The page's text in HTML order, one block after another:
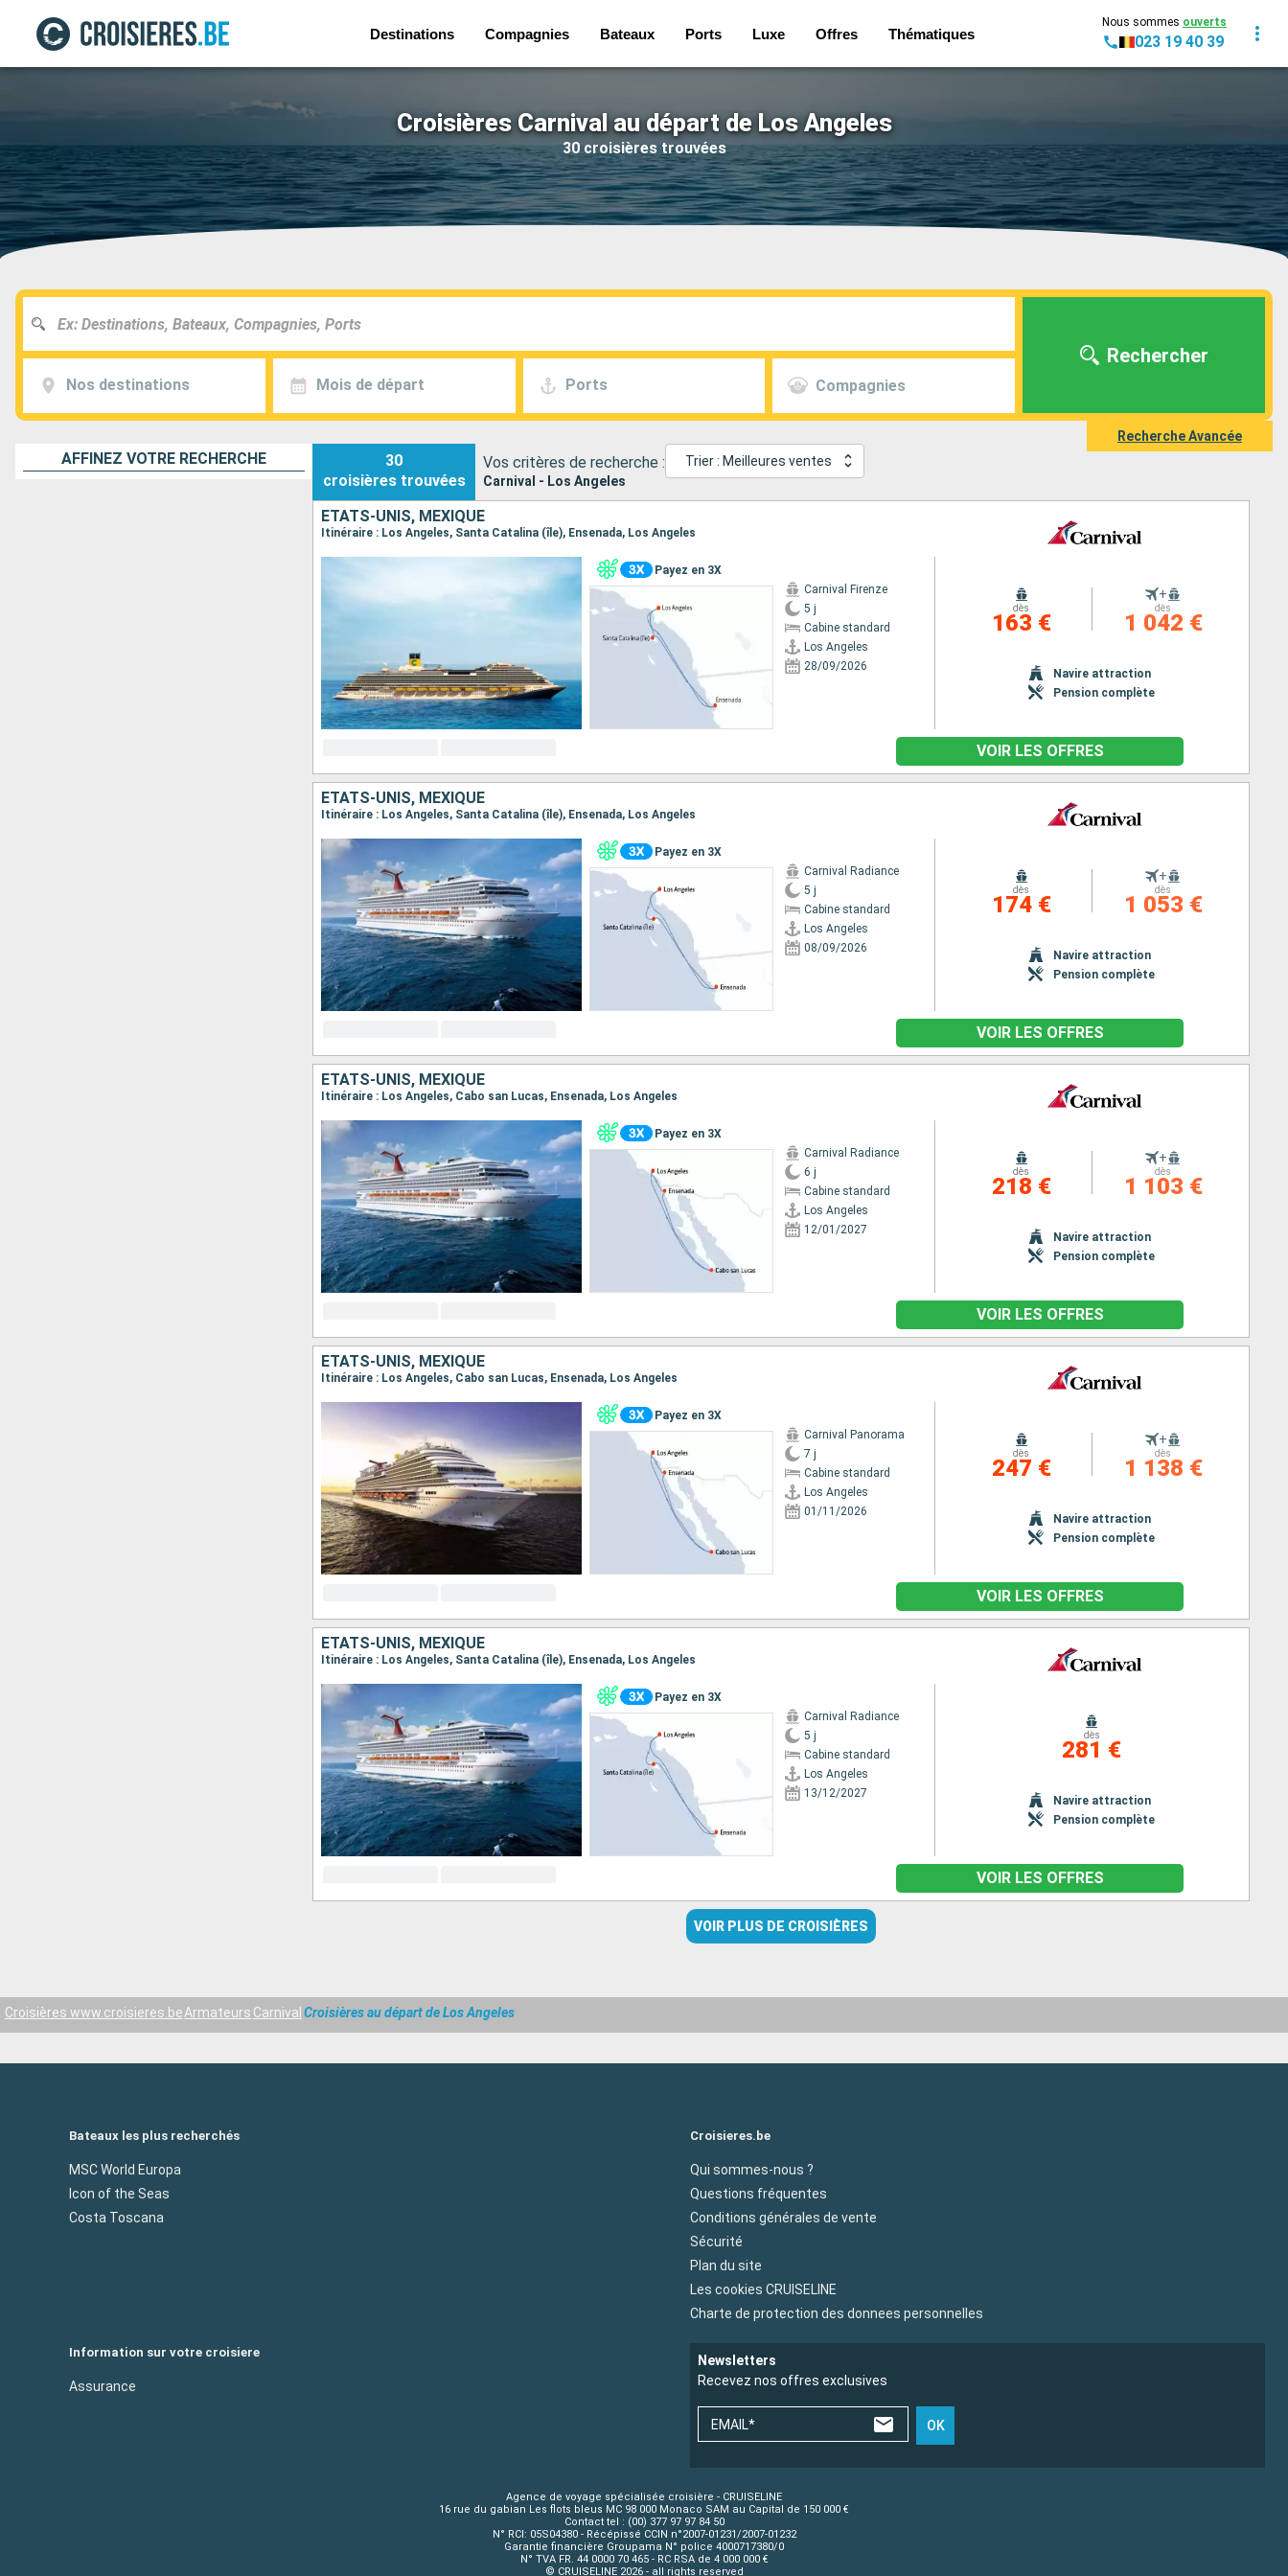
Destinations Compagnies Bateaux Ports Luxe Offres Thématiques
Nous sommes ouverts
023 19 40 39
Croisières Carnival au départ de Los Angeles
30 croisières trouvées
Nos destinations Mois de départ Ports Compagnies
Rechercher
Recherche Avancée
AFFINEZ VOTRE RECHERCHE
30
croisières trouvées
Vos critères de recherche :
Carnival - Los Angeles
Trier : Meilleures ventes
ÉTATS-UNIS, MEXIQUE
Itinéraire : Los Angeles, Santa Catalina (île), Ensenada, Los Angeles
Payez en 3X
Carnival Firenze
5 j
Cabine standard
Los Angeles
28/09/2026
dès
163 €
+
dès
1 042 €
Navire attraction
Pension complète
VOIR LES OFFRES
ÉTATS-UNIS, MEXIQUE
Itinéraire : Los Angeles, Santa Catalina (île), Ensenada, Los Angeles
Payez en 3X
Carnival Radiance
5 j
Cabine standard
Los Angeles
08/09/2026
dès
174 €
+
dès
1 053 €
Navire attraction
Pension complète
VOIR LES OFFRES
ÉTATS-UNIS, MEXIQUE
Itinéraire : Los Angeles, Cabo san Lucas, Ensenada, Los Angeles
Payez en 3X
Carnival Radiance
6 j
Cabine standard
Los Angeles
12/01/2027
dès
218 €
+
dès
1 103 €
Navire attraction
Pension complète
VOIR LES OFFRES
ÉTATS-UNIS, MEXIQUE
Itinéraire : Los Angeles, Cabo san Lucas, Ensenada, Los Angeles
Payez en 3X
Carnival Panorama
7 j
Cabine standard
Los Angeles
01/11/2026
dès
247 €
+
dès
1 138 €
Navire attraction
Pension complète
VOIR LES OFFRES
ÉTATS-UNIS, MEXIQUE
Itinéraire : Los Angeles, Santa Catalina (île), Ensenada, Los Angeles
Payez en 3X
Carnival Radiance
5 j
Cabine standard
Los Angeles
13/12/2027
dès
281 €
Navire attraction
Pension complète
VOIR LES OFFRES
VOIR PLUS DE CROISIÈRES
Croisières www.croisieres.beArmateurs Carnival Croisières au départ de Los Angeles
Bateaux les plus recherchés
MSC World Europa
Icon of the Seas
Costa Toscana
Croisieres.be
Qui sommes-nous ?
Questions fréquentes
Conditions générales de vente
Sécurité
Plan du site
Les cookies CRUISELINE
Charte de protection des donnees personnelles
Information sur votre croisiere
Assurance
Newsletters
Recevez nos offres exclusives
EMAIL* OK
Agence de voyage spécialisée croisière - CRUISELINE
16 rue du gabian Les flots bleus MC 98 000 Monaco SAM au Capital de 150 000 €
Contact tel : (00) 377 97 97 84 50
N° RCI: 05S04380 - Récépissé CCIN n°2007-01231/2007-01232
Garantie financière Groupama N° police 4000717380/0
N° TVA FR. 44 0000 70 465 - RC RSA de 4 000 000 €
© CRUISELINE 2026 - all rights reserved